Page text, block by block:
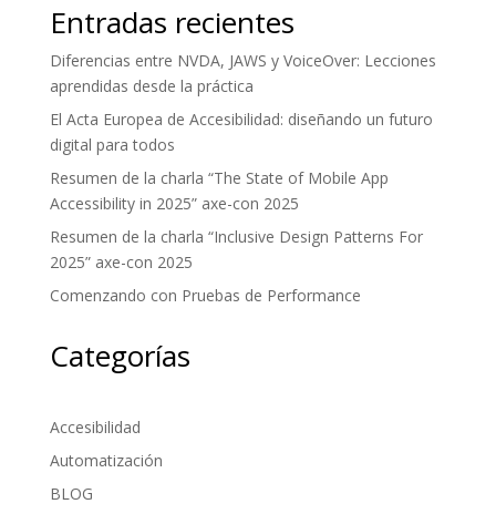
Entradas recientes
Diferencias entre NVDA, JAWS y VoiceOver: Lecciones
aprendidas desde la práctica
El Acta Europea de Accesibilidad: diseñando un futuro
digital para todos
Resumen de la charla “The State of Mobile App
Accessibility in 2025” axe-con 2025
Resumen de la charla “Inclusive Design Patterns For
2025” axe-con 2025
Comenzando con Pruebas de Performance
Categorías
Accesibilidad
Automatización
BLOG